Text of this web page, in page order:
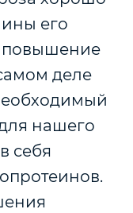
его
повышение
деле
нашего
себя